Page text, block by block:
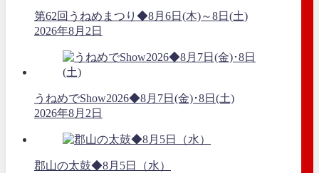
第62回うねめまつり◆8月6日(木)～8日(土)
2026年8月2日
うねめでShow2026◆8月7日(金)･8日(土)
2026年8月2日
郡山の太鼓◆8月5日（水）